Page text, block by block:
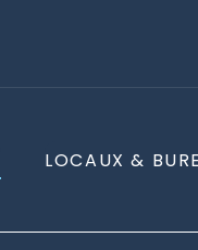
LOCAUX &